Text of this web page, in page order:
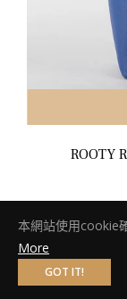
ROOTY
本網站使用cookie
More
GOT IT!